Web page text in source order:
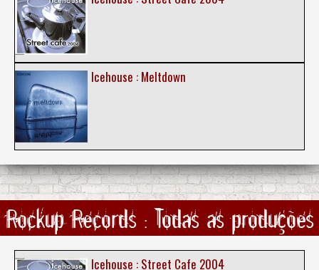
Icehouse : Meltdown
Rockup Records : Todas as produções
Icehouse : Street Cafe 2004